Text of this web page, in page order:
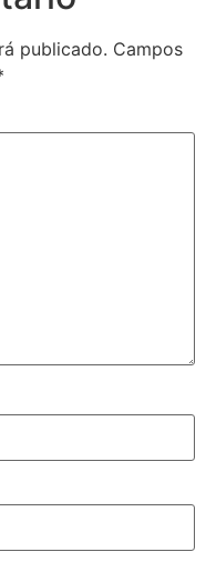
publicado. Campos